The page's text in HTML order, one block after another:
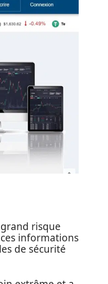
risque
informations
de sécurité